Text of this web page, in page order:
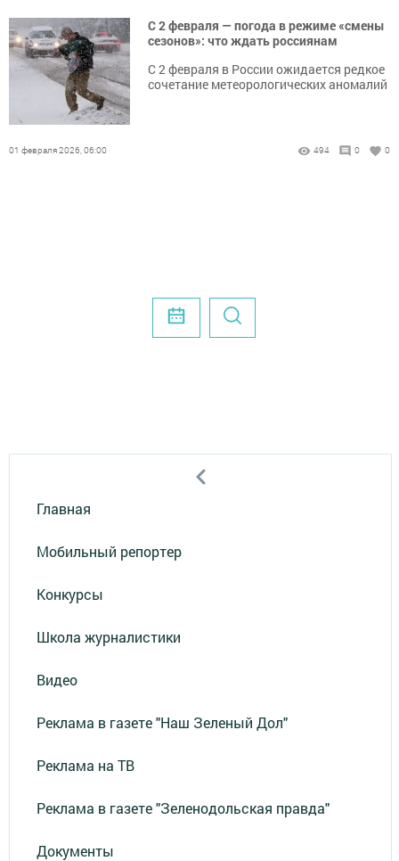
С 2 февраля — погода в режиме «смены
сезонов»: что ждать россиянам
С 2 февраля в России ожидается редкое
сочетание метеорологических аномалий
01 февраля 2026, 06:00 494 0 0
Главная
Мобильный репортер
Конкурсы
Школа журналистики
Видео
Реклама в газете "Наш Зеленый Дол"
Реклама на ТВ
Реклама в газете "Зеленодольская правда"
Документы